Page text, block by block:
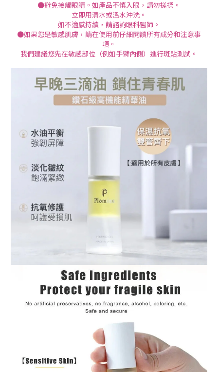
●避免接觸眼睛。如產品不慎入眼，請勿搓揉。
立即用清水或溫水沖洗。
如不適感持續，請諮詢眼科醫師。
●如果您是敏感肌膚，請在使用前仔細閱讀所有成分和注意事
項。
我們建議您先在敏感部位（例如手臂內側）進行斑貼測試。